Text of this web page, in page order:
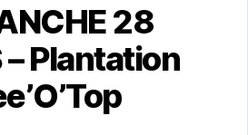
28
– Plantation